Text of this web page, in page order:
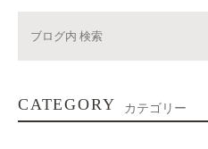
CATEGORY カテゴリー